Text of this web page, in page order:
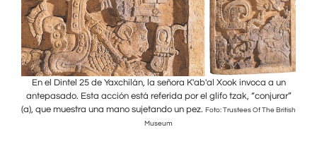
En el Dintel 25 de Yaxchilán, la señora K'ab'al Xook invoca a un
antepasado. Esta acción está referida por el glifo tzak, “conjurar”
(a), que muestra una mano sujetando un pez. Foto: Trustees Of The British
Museum